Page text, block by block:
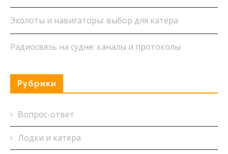
Эхолоты и навигаторы: выбор для катера
Радиосвязь на судне: каналы и протоколы
Рубрики
Вопрос-ответ
Лодки и катера